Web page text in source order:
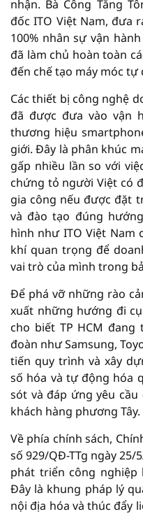
nhận. Bà Công Tằng
đốc ITO Việt Nam, đưa
100% nhân sự vận
đã làm chủ hoàn toàn
đến chế tạo máy móc tự
Các thiết bị công nghệ
đã được đưa vào vận
thương hiệu
giới. Đây là phân khúc
gấp nhiều lần so với
chứng tỏ người Việt có
gia công nếu được đặt
và đào tạo đúng
hình như ITO Việt Nam
khí quan trọng để
vai trò của mình trong
Để phá vỡ những rào
xuất những hướng đi
cho biết TP HCM
đoàn như Samsung,
tiến quy trình và xây
số hóa và tự động hóa
sót và đáp ứng yêu
khách hàng phương Tây.
Về phía chính sách,
số 929/QĐ-TTg ngày
phát triển công nghiệp
Đây là khung pháp lý
nội địa hóa và thúc đẩy